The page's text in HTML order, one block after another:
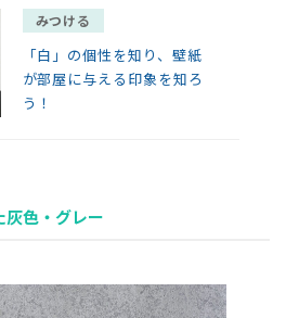
みつける
「白」の個性を知り、壁紙
が部屋に与える印象を知ろ
う！
灰色・グレー